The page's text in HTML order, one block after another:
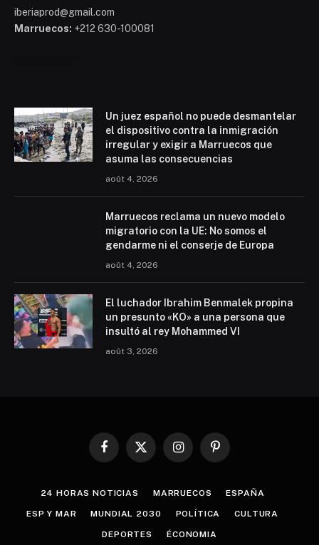
iberiaprod@gmail.com
Marruecos: +212 630-100081
Un juez español no puede desmantelar
el dispositivo contra la inmigración
irregular y exigir a Marruecos que
asuma las consecuencias
août 4, 2026
Marruecos reclama un nuevo modelo
migratorio con la UE: No somos el
gendarme ni el conserje de Europa
août 4, 2026
El luchador Ibrahim Benmalek propina
un presunto «KO» a una persona que
insultó al rey Mohammed VI
août 3, 2026
Facebook
X
InstagramPinterest
24 HORAS NOTICIAS MARRUECOS ESPAÑA
ESP Y MAR MUNDIAL 2030 POLÍTICA CULTURA
DEPORTES ÉCONOMIA